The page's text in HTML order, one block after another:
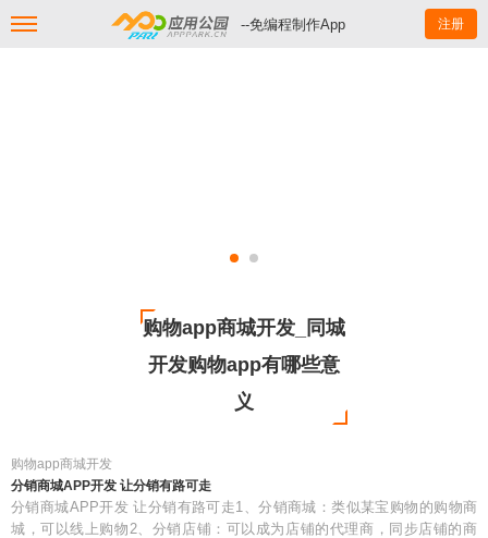
--免编程制作App 注册
购物app商城开发_同城
开发购物app有哪些意
义
购物app商城开发
分销商城APP开发 让分销有路可走
分销商城APP开发 让分销有路可走1、分销商城：类似某宝购物的购物商
城，可以线上购物2、分销店铺：可以成为店铺的代理商，同步店铺的商